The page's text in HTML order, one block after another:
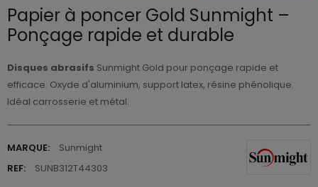
Papier à poncer Gold Sunmight –
Ponçage rapide et durable
Disques abrasifs Sunmight Gold pour ponçage rapide et
efficace. Oxyde d'aluminium, support latex, résine phénolique.
Idéal carrosserie et métal.
MARQUE:
Sunmight
REF:
SUNB312T44303